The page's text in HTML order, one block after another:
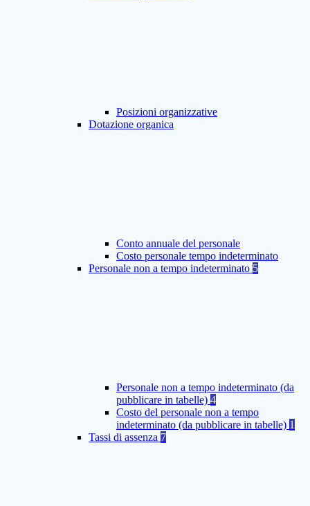
Posizioni organizzative
Dotazione organica
Conto annuale del personale
Costo personale tempo indeterminato
Personale non a tempo indeterminato 5
Personale non a tempo indeterminato (da
pubblicare in tabelle) 4
Costo del personale non a tempo
indeterminato (da pubblicare in tabelle) 1
Tassi di assenza 7